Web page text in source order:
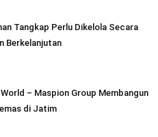
Tangkap Perlu Dikelola Secara
Berkelanjutan
– Maspion Group Membangun
di Jatim